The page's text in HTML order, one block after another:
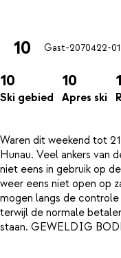
10 Gast-2070422-
10
Ski gebied
10
Apres ski
Waren dit weekend tot
Hunau. Veel ankers van
niet eens in gebruik op
weer eens niet open op
mogen langs de
terwijl de normale